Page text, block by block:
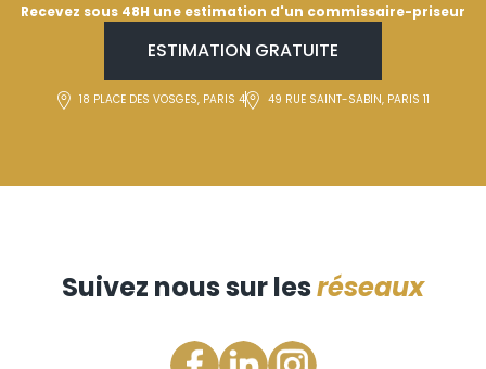
Recevez sous 48H une estimation d'un commissaire-priseur
ESTIMATION GRATUITE
18 PLACE DES VOSGES, PARIS 4 49 RUE SAINT-SABIN, PARIS 11
Suivez nous sur lesréseaux